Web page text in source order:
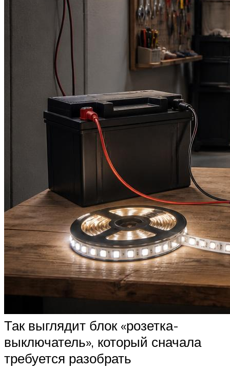
Так выглядит блок «розетка-
выключатель», который сначала
требуется разобрать